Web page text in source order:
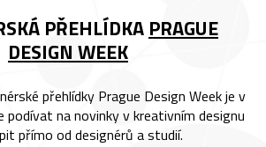
PŘEHLÍDKA PRAGUE
DESIGN WEEK
přehlídky Prague Design Week je v
podívat na novinky v kreativním designu
přímo od designérů a studií.